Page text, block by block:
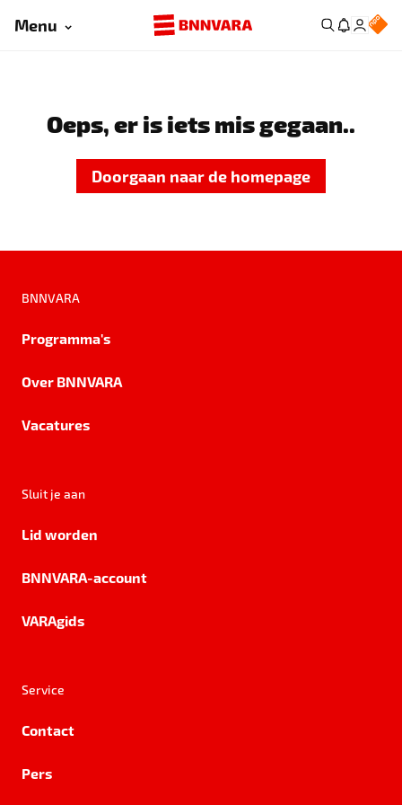
Menu
Oeps, er is iets mis gegaan..
Doorgaan naar de homepage
BNNVARA
Programma's
Over BNNVARA
Vacatures
Sluit je aan
Lid worden
BNNVARA-account
VARAgids
Service
Contact
Pers